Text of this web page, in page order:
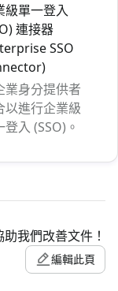
級單一登入
連接器
SSO
業身分提供者
以進行企業級
登入 (SSO)。
助我們改善文件！
編輯此頁